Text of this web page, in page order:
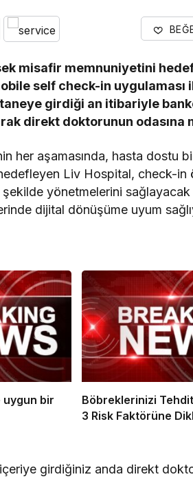
misafir memnuniyetini
self check-in uygulaması
girdiği an itibariyle
direkt doktorunun odasına
her aşamasında, hasta dostu
Liv Hospital, check-in
yönetmelerini sağlayacak
dijital dönüşüme uyum
uygun bir
Böbreklerinizi
3 Risk Faktörüne
girdiğiniz anda direkt